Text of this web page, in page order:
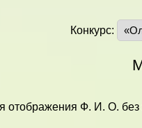
Конкурс:
отображения Ф. И. О. без